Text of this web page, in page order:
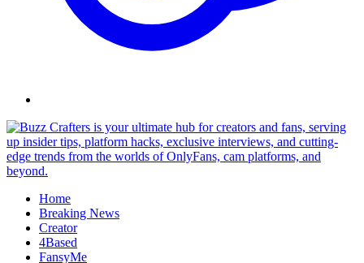
Skip
to
content
Home
Breaking News
Creator
4Based
FansyMe